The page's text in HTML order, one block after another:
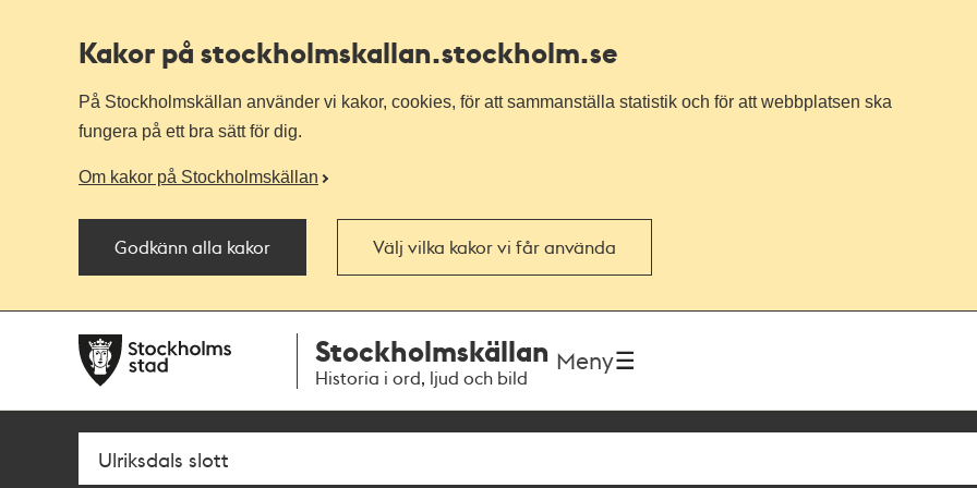
Kakor på stockholmskallan.stockholm.se
På Stockholmskällan använder vi kakor, cookies, för att sammanställa statistik och för att webbplatsen ska
fungera på ett bra sätt för dig.
Om kakor på Stockholmskällan
Godkänn alla kakor Välj vilka kakor vi får använda
navigationen
huvudinnehållet
Stockholmskällan
Historia i ord, ljud och bild
Meny
Sök